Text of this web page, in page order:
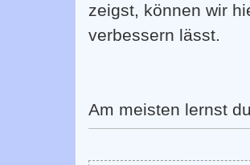
zeigst, können wir
verbessern lässt.
Am meisten lernst